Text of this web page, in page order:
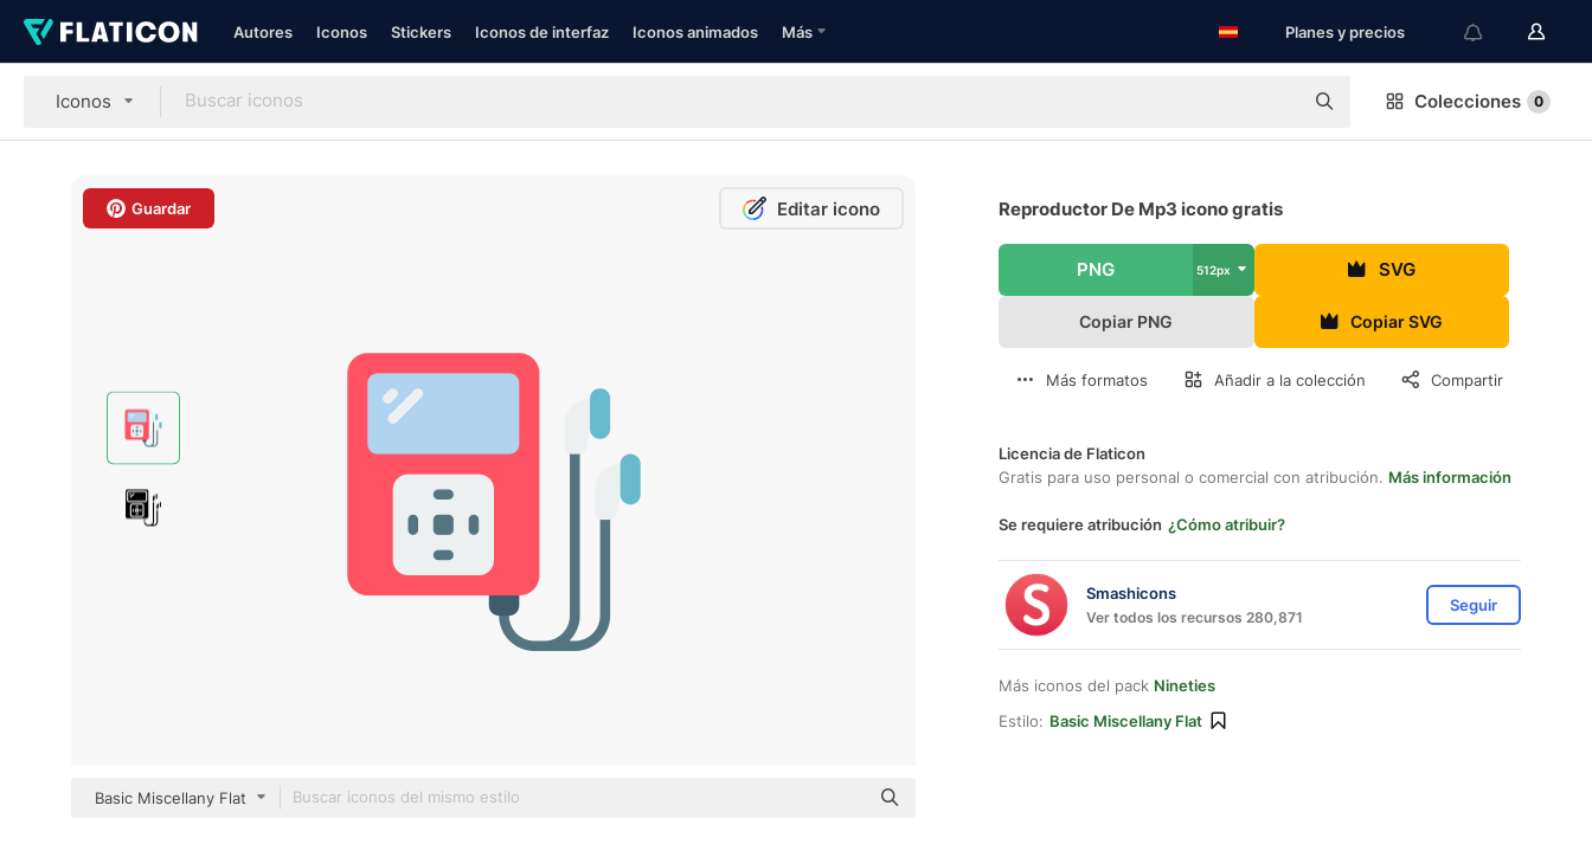
Autores Iconos Stickers Iconos de interfaz Iconos animados Más Planes y precios
Iconos Colecciones 0
Guardar Editar icono
Basic Miscellany Flat
Reproductor De Mp3 icono gratis
PNG 512px SVG
Copiar PNG Copiar SVG
Más formatos Añadir a la colección Compartir
Licencia de Flaticon
Gratis para uso personal o comercial con atribución. Más información
Se requiere atribución ¿Cómo atribuir?
Smashicons
Ver todos los recursos 280,871
Seguir
Más iconos del pack Nineties
Estilo: Basic Miscellany Flat